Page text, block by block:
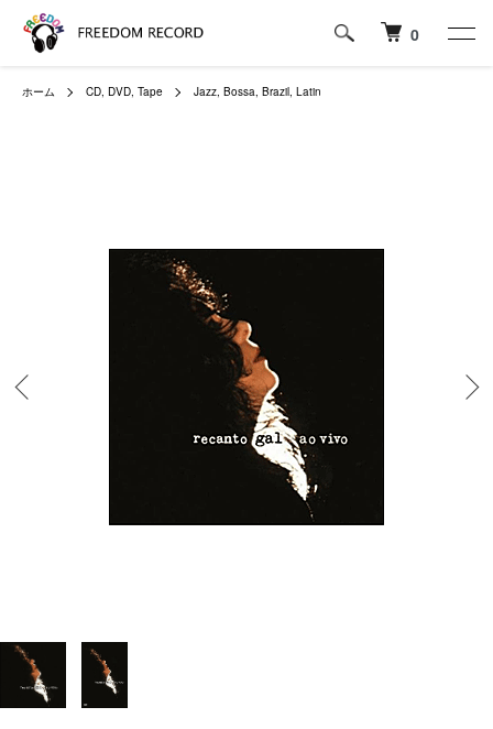
0
ホーム CD, DVD, Tape Jazz, Bossa, Brazil, Latin